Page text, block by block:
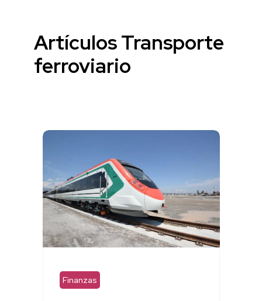
Artículos Transporte
ferroviario
Finanzas